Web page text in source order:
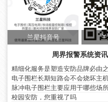
周界报警系统资讯
精细化服务是塑造安防品牌必由
电子围栏长期短路会不会烧坏主
脉冲电子围栏主要应用于哪些场
校园安防，您重视了吗
兰星抖音号